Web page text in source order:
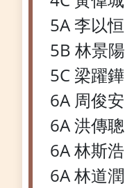
5A 李以恒
5B 林景陽
5C 梁躍鏵
6A 周俊安
6A 洪傳聰
6A 林斯浩
6A 林道潤